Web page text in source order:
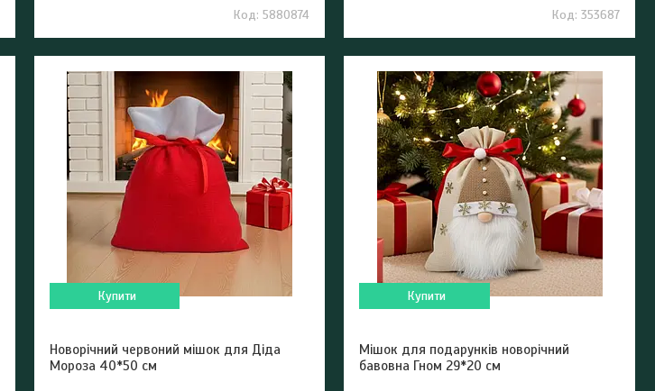
5880874
353687
Купити
Новорічний червоний мішок для Діда
Мороза 40*50 см
Купити
Мішок для подарунків новорічний
бавовна Гном 29*20 см